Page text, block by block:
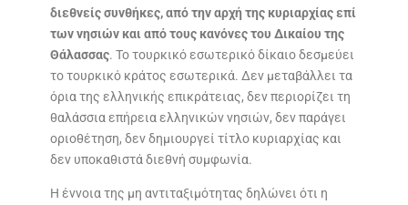
διεθνείς συνθήκες, από την αρχή της κυριαρχίας επί
των νησιών και από τους κανόνες του Δικαίου της
Θάλασσας. Το τουρκικό εσωτερικό δίκαιο δεσμεύει
το τουρκικό κράτος εσωτερικά. Δεν μεταβάλλει τα
όρια της ελληνικής επικράτειας, δεν περιορίζει τη
θαλάσσια επήρεια ελληνικών νησιών, δεν παράγει
οριοθέτηση, δεν δημιουργεί τίτλο κυριαρχίας και
δεν υποκαθιστά διεθνή συμφωνία.
Η έννοια της μη αντιταξιμότητας δηλώνει ότι η